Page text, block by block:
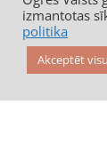
izmantotas
politika
Akceptēt